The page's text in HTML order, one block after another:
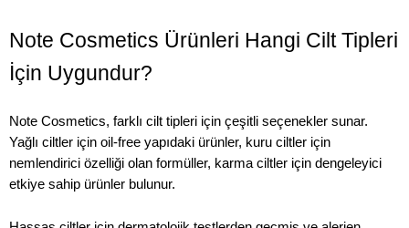
Note Cosmetics Ürünleri Hangi Cilt Tipleri
İçin Uygundur?
Note Cosmetics, farklı cilt tipleri için çeşitli seçenekler sunar.
Yağlı ciltler için oil-free yapıdaki ürünler, kuru ciltler için
nemlendirici özelliği olan formüller, karma ciltler için dengeleyici
etkiye sahip ürünler bulunur.